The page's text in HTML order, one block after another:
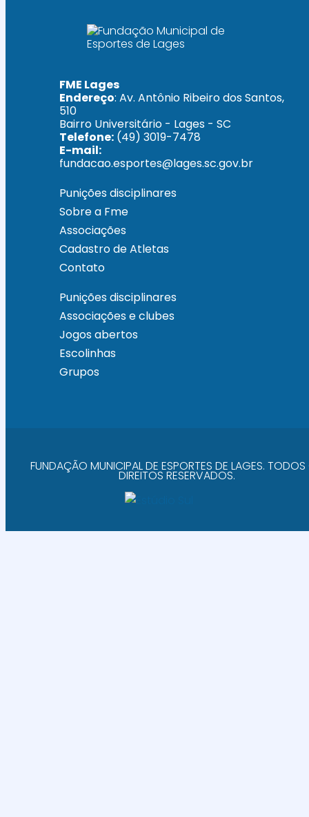
FME Lages
Endereço: Av. Antônio Ribeiro dos Santos,
510
Bairro Universitário - Lages - SC
Telefone: (49) 3019-7478
E-mail:
fundacao.esportes@lages.sc.gov.br
Punições disciplinares
Sobre a Fme
Associações
Cadastro de Atletas
Contato
Punições disciplinares
Associações e clubes
Jogos abertos
Escolinhas
Grupos
FUNDAÇÃO MUNICIPAL DE ESPORTES DE LAGES.
DIREITOS RESERVADOS.